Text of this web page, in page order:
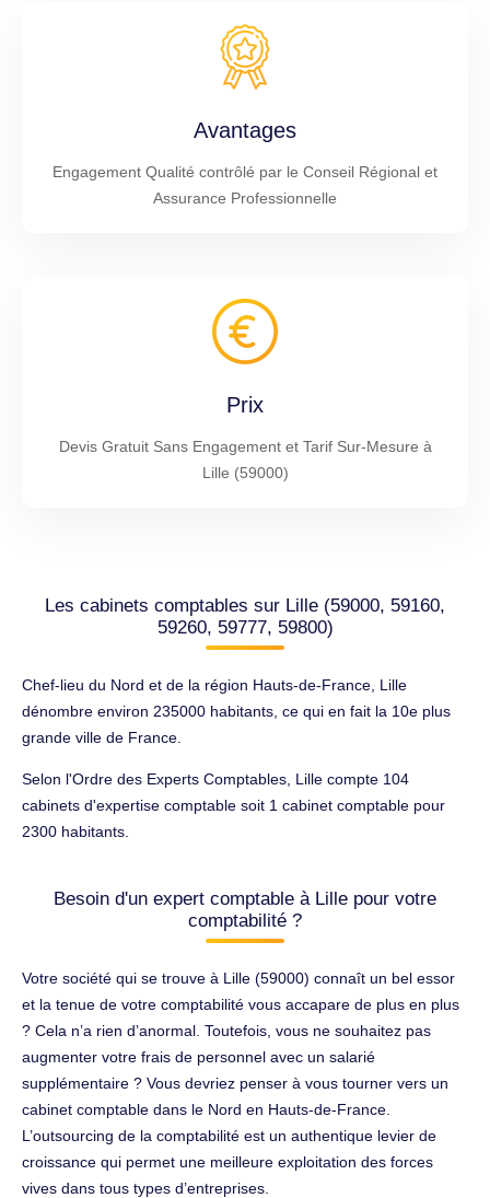
Avantages
Engagement Qualité contrôlé par le Conseil Régional et
Assurance Professionnelle
Prix
Devis Gratuit Sans Engagement et Tarif Sur-Mesure à
Lille (59000)
Les cabinets comptables sur Lille (59000, 59160,
59260, 59777, 59800)
Chef-lieu du Nord et de la région Hauts-de-France, Lille
dénombre environ 235000 habitants, ce qui en fait la 10e plus
grande ville de France.
Selon l'Ordre des Experts Comptables, Lille compte 104
cabinets d'expertise comptable soit 1 cabinet comptable pour
2300 habitants.
Besoin d'un expert comptable à Lille pour votre
comptabilité ?
Votre société qui se trouve à Lille (59000) connaît un bel essor
et la tenue de votre comptabilité vous accapare de plus en plus
? Cela n’a rien d’anormal. Toutefois, vous ne souhaitez pas
augmenter votre frais de personnel avec un salarié
supplémentaire ? Vous devriez penser à vous tourner vers un
cabinet comptable dans le Nord en Hauts-de-France.
L’outsourcing de la comptabilité est un authentique levier de
croissance qui permet une meilleure exploitation des forces
vives dans tous types d’entreprises.